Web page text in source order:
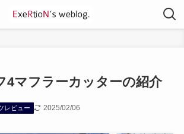
4マフラーカッターの紹介
レビュー 2025/02/06